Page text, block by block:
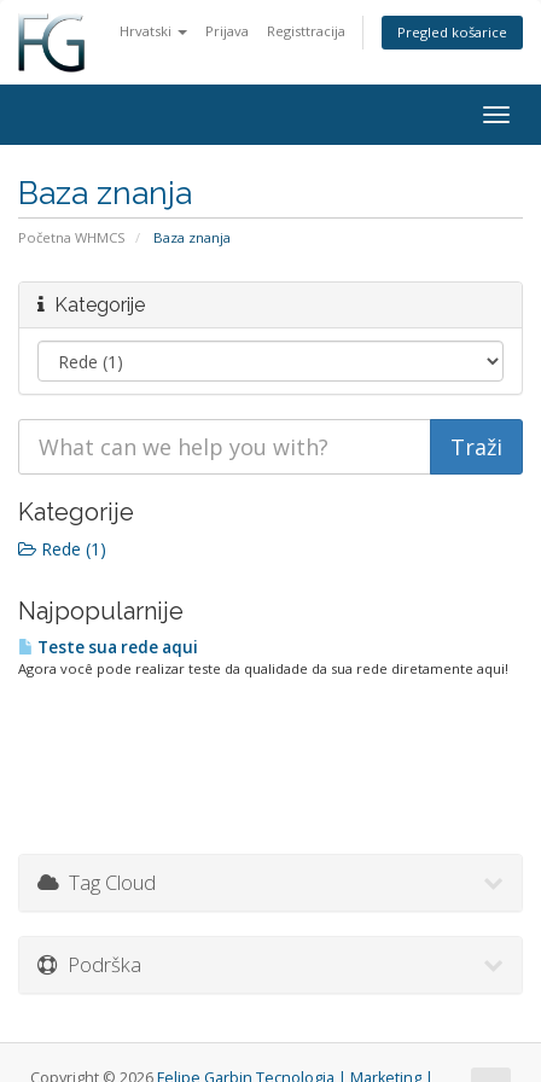
Hrvatski Prijava Registtracija Pregled košarice
Baza znanja
Početna WHMCS Baza znanja
Kategorije
Kategorije
Rede (1)
Najpopularnije
Teste sua rede aqui
Agora você pode realizar teste da qualidade da sua rede diretamente aqui!
Tag Cloud
Podrška
Copyright © 2026Felipe Garbin Tecnologia | Marketing |